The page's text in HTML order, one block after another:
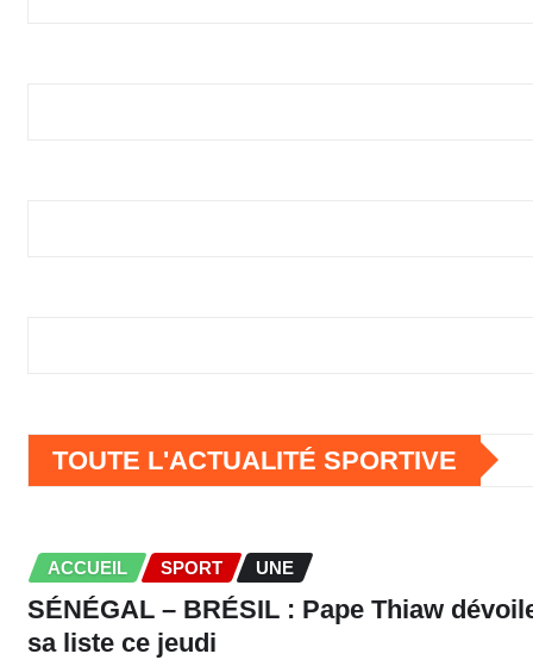
TOUTE L'ACTUALITÉ SPORTIVE
ACCUEIL SPORT UNE
SÉNÉGAL – BRÉSIL : Pape Thiaw
sa liste ce jeudi